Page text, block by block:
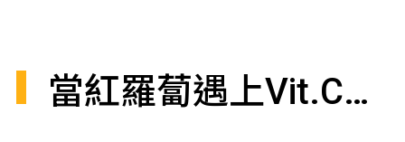
當紅羅蔔遇上Vit.C…